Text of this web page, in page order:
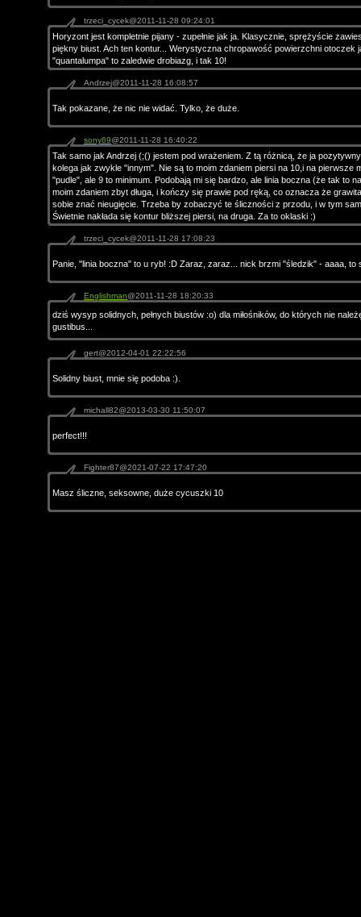
trzeci_cycek@2011-11-28 09:24:01
Horyzont jest kompletnie pijany - zupełnie jak ja. Klasycznie, sprężyście
piękny biust. Ach ten kontur... Werystyczna chropawość powierzchni otoczek
"quantalumpa" to zaledwie drobiazg, i tak 10!
Andrzej@2011-11-28 16:08:57
Tak pokazane, że nic nie widać. Tylko, że duże.
sony69@2011-11-28 16:40:22
Tak samo jak Andrzej (;() jestem pod wrażeniem. Z tą różnicą, że ja
kolega jak zwykle "innym". Nie są to moim zdaniem piersi na 10,i na pierwsze
"pudle", ale 9 to minimum. Podobają mi się bardzo, ale linia boczna (że tak to
moim zdaniem zbyt długa, i kończy się prawie pod ręką, co oznacza że
sobie znać nieugięcie. Trzeba by zobaczyć te śliczności z przodu, i w tym
Świetnie nakłada się kontur bliższej piersi, na druga. Za to oklaski :)
trzeci_cycek@2011-11-28 17:08:23
Panie, "linia boczna" to u ryb! :D Zaraz, zaraz... nick brzmi "śledzik" - aaaa, to
Englishman@2011-11-28 18:20:33
dziś wysyp solidnych, pełnych biustów :o) dla miłośników, do których nie
gustibus...
gert@2012-04-01 22:22:56
Solidny biust, mnie się podoba :).
michall82@2013-03-30 11:50:07
perfect!!!
Fighter87@2021-07-22 17:47:20
Masz śliczne, seksowne, duże cycuszki 10